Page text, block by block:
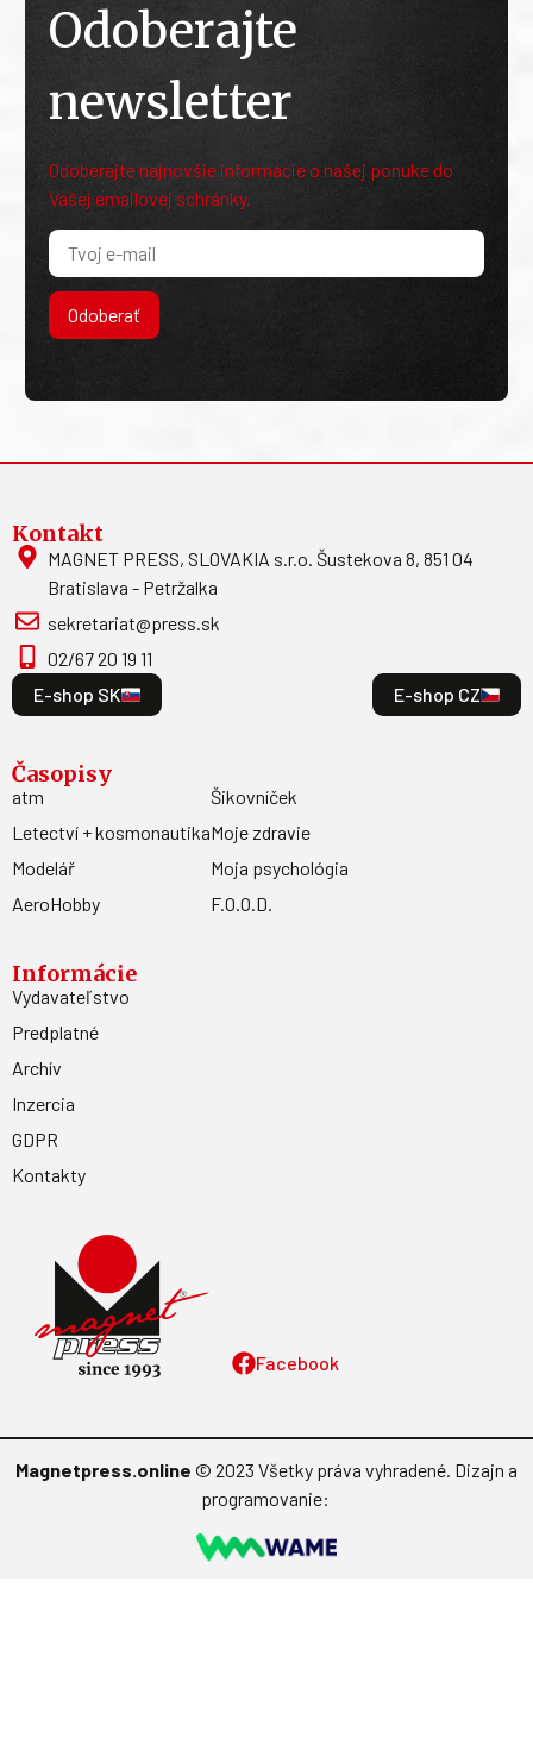
Odoberajte
newsletter
Odoberajte najnovšie informácie o našej ponuke do
Vašej emailovej schránky.
Odoberať
Facebook
Kontakt
MAGNET PRESS, SLOVAKIA s.r.o. Šustekova 8, 851 04
Bratislava - Petržalka
sekretariat@press.sk
02/67 20 19 11
E-shop SK
E-shop CZ
Časopisy
atm
Letectví + kosmonautika
Modelář
AeroHobby
Šikovníček
Moje zdravie
Moja psychológia
F.O.O.D.
Informácie
Vydavateľstvo
Predplatné
Archív
Inzercia
GDPR
Kontakty
Magnetpress.online © 2023 Všetky práva vyhradené. Dizajn a
programovanie: